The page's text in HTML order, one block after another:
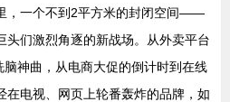
，一个不到2平方米的封闭空间——
头们激烈角逐的新战场。从外卖平台
神曲，从电商大促的倒计时到在线
在电视、网页上轮番轰炸的品牌，如